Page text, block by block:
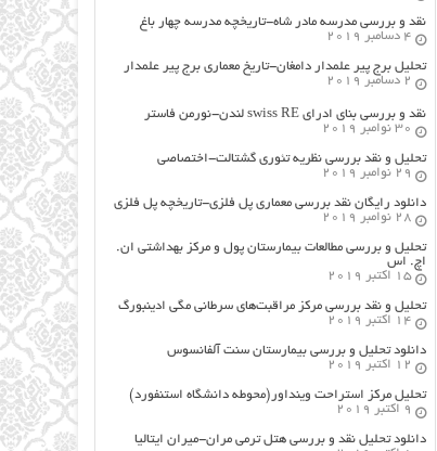
نقد و بررسی مدرسه مادر شاه-تاریخچه مدرسه چهار باغ
4 دسامبر 2019
تحلیل برج پیر علمدار دامغان-تاریخ معماری برج پیر علمدار
2 دسامبر 2019
نقد و بررسی بنای ادرای swiss RE لندن-نورمن فاستر
30 نوامبر 2019
تحلیل و نقد بررسی نظریه تئوری گشتالت-اختصاصی
29 نوامبر 2019
دانلود رایگان نقد بررسی معماری پل فلزی-تاریخچه پل فلزی
28 نوامبر 2019
تحلیل و بررسی مطالعات بیمارستان پول و مرکز بهداشتی ان.
اچ. اس
15 اکتبر 2019
تحلیل و نقد بررسی مرکز مراقبت‌های سرطانی مگی ادینبورگ
14 اکتبر 2019
دانلود تحلیل و بررسی بیمارستان سنت آلفانسوس
12 اکتبر 2019
تحلیل مرکز استراحت وینداور(محوطه دانشگاه استنفورد)
9 اکتبر 2019
دانلود تحلیل نقد و بررسی هتل ترمی مران-میران ایتالیا